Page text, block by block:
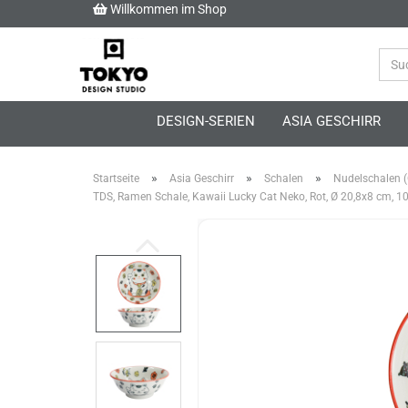
Willkommen im Shop
DESIGN-SERIEN ASIA GESCHIRR
Startseite » Asia Geschirr » Schalen » Nudelschalen
TDS, Ramen Schale, Kawaii Lucky Cat Neko, Rot, Ø 20,8x8 cm,